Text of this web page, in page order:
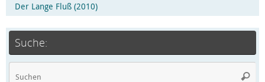
Der Lange Fluß (2010)
Suche: